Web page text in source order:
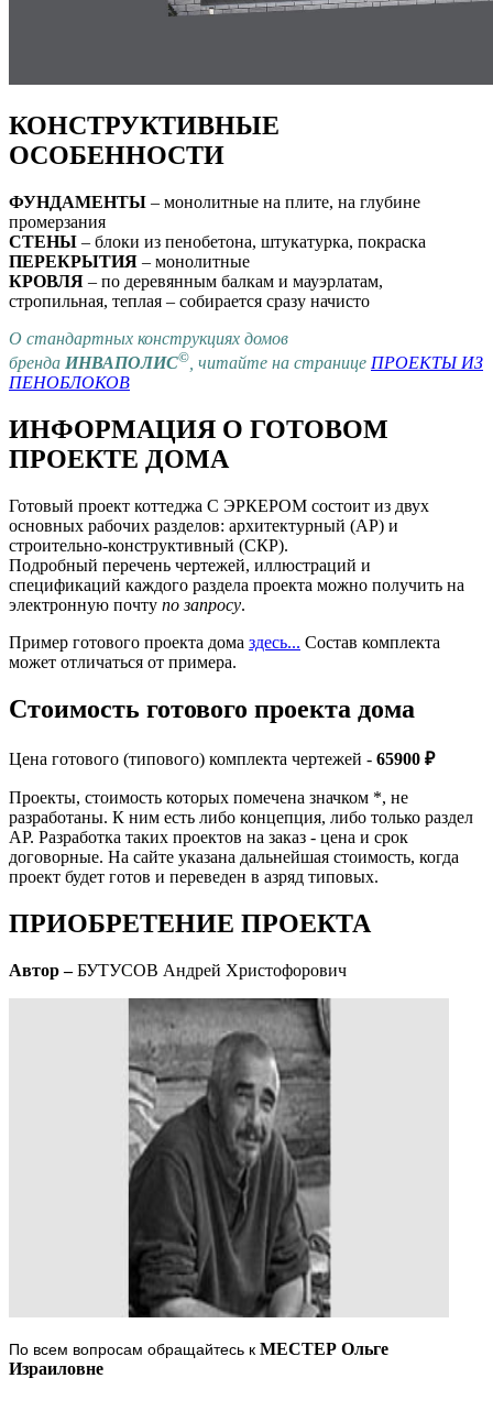
КОНСТРУКТИВНЫЕ
ОСОБЕННОСТИ
ФУНДАМЕНТЫ – монолитные на плите, на глубине
промерзания
СТЕНЫ – блоки из пенобетона, штукатурка, покраска
ПЕРЕКРЫТИЯ – монолитные
КРОВЛЯ – по деревянным балкам и мауэрлатам,
стропильная, теплая – собирается сразу начисто
О стандартных конструкциях домов
бренда ИНВАПОЛИС© , читайте на странице ПРОЕКТЫ ИЗ
ПЕНОБЛОКОВ
ИНФОРМАЦИЯ О ГОТОВОМ
ПРОЕКТЕ ДОМА
Готовый проект коттеджа С ЭРКЕРОМ состоит из двух
основных рабочих разделов: архитектурный (АР) и
строительно-конструктивный (СКР).
Подробный перечень чертежей, иллюстраций и
спецификаций каждого раздела проекта можно получить на
электронную почту по запросу.
Пример готового проекта дома здесь... Состав комплекта
может отличаться от примера.
Стоимость готового проекта дома
Цена готового (типового) комплекта чертежей - 65900 ₽
Проекты, стоимость которых помечена значком *, не
разработаны. К ним есть либо концепция, либо только раздел
АР. Разработка таких проектов на заказ - цена и срок
договорные. На сайте указана дальнейшая стоимость, когда
проект будет готов и переведен в азряд типовых.
ПРИОБРЕТЕНИЕ ПРОЕКТА
Автор –БУТУСОВ Андрей Христофорович
По всем вопросам обращайтесь к МЕСТЕР Ольге
Израиловне